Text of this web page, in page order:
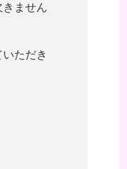
ません
ただき